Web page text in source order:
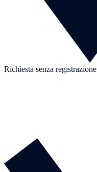
Richiesta senza registrazione